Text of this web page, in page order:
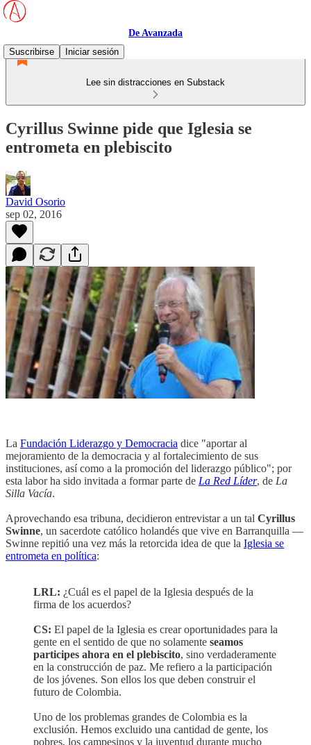
De Avanzada
Suscribirse
Iniciar sesión
Lee sin distracciones en Substack
Cyrillus Swinne pide que Iglesia se
entrometa en plebiscito
David Osorio
sep 02, 2016
La Fundación Liderazgo y Democracia dice "aportar al
mejoramiento de la democracia y al fortalecimiento de sus
instituciones, así como a la promoción del liderazgo público"; por
esta labor ha sido invitada a formar parte de La Red Líder, de La
Silla Vacía.
Aprovechando esa tribuna, decidieron entrevistar a un tal Cyrillus
Swinne, un sacerdote católico holandés que vive en Barranquilla —
Swinne repitió una vez más la retorcida idea de que la Iglesia se
entrometa en política:
LRL: ¿Cuál es el papel de la Iglesia después de la
firma de los acuerdos?
CS: El papel de la Iglesia es crear oportunidades para la
gente en el sentido de que no solamente seamos
participes ahora en el plebiscito, sino verdaderamente
en la construcción de paz. Me refiero a la participación
de los jóvenes. Son ellos los que deben construir el
futuro de Colombia.
Uno de los problemas grandes de Colombia es la
exclusión. Hemos excluido una cantidad de gente, los
pobres, los campesinos y la juventud durante mucho